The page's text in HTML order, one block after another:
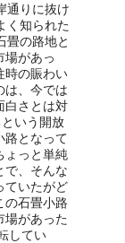
通りに抜け
く知られた
畳の路地と
場があっ
時の賑わい
は、今では
白さとは対
いう開放
路となって
ょっと単純
で、そんな
ていたがど
の石畳小路
場があった
してい